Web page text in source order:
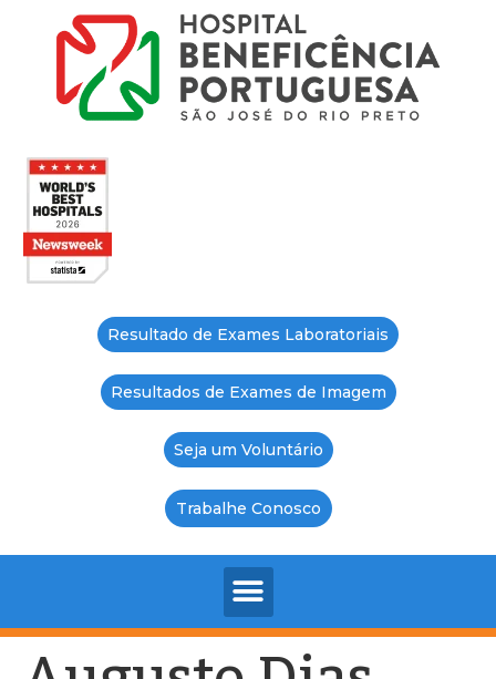
Resultado de Exames Laboratoriais
Resultados de Exames de Imagem
Seja um Voluntário
Trabalhe Conosco